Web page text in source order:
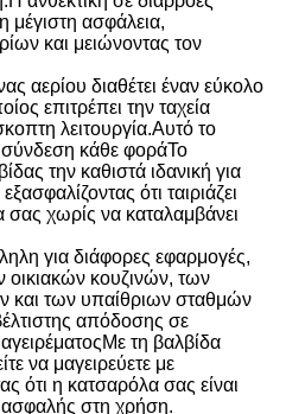
μέγιστη ασφάλεια,
και μειώνοντας τον
αερίου διαθέτει έναν εύκολο
επιτρέπει την ταχεία
λειτουργία.Αυτό το
σύνδεση κάθε φοράΤο
την καθιστά ιδανική για
ότι ταιριάζει
χωρίς να καταλαμβάνει
για διάφορες εφαρμογές,
κουζινών, των
και των υπαίθριων σταθμών
απόδοσης σε
τη βαλβίδα
να μαγειρεύετε με
ότι η κατσαρόλα σας είναι
στη χρήση.